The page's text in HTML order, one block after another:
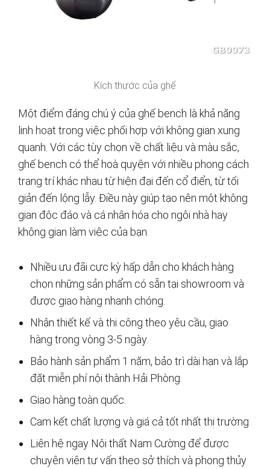
Kích thước của ghế
Một điểm đáng chú ý của ghế bench là khả năng
linh hoạt trong việc phối hợp với không gian xung
quanh. Với các tùy chọn về chất liệu và màu sắc,
ghế bench có thể hoà quyện với nhiều phong cách
trang trí khác nhau từ hiện đại đến cổ điển, từ tối
giản đến lộng lẫy. Điều này giúp tạo nên một không
gian độc đáo và cá nhân hóa cho ngôi nhà hay
không gian làm việc của bạn.
Nhiều ưu đãi cực kỳ hấp dẫn cho khách hàng
chọn những sản phẩm có sẵn tại showroom và
được giao hàng nhanh chóng.
Nhận thiết kế và thi công theo yêu cầu, giao
hàng trong vòng 3-5 ngày.
Bảo hành sản phẩm 1 năm, bảo trì dài hạn và lắp
đặt miễn phí nội thành Hải Phòng.
Giao hàng toàn quốc.
Cam kết chất lượng và giá cả tốt nhất thị trường
Liên hệ ngay Nội thất Nam Cường để được
chuyên viên tư vấn theo sở thích và phong thủy